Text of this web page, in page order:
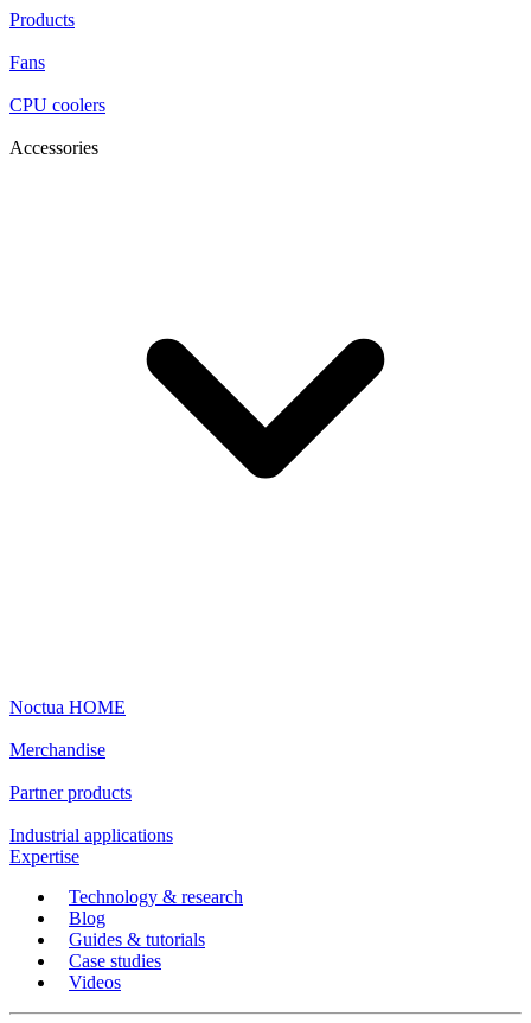
Products
Fans
CPU coolers
Accessories
Noctua HOME
Merchandise
Partner products
Industrial applications
Expertise
Technology & research
Blog
Guides & tutorials
Case studies
Videos